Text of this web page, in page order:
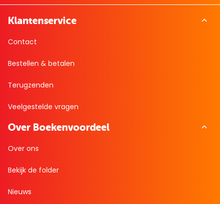
Klantenservice
Contact
Bestellen & betalen
Terugzenden
Veelgestelde vragen
Over Boekenvoordeel
Over ons
Bekijk de folder
Nieuws